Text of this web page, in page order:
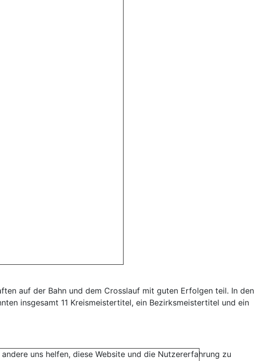
auf der Bahn und dem Crosslauf mit guten Erfolgen teil. In den
insgesamt 11 Kreismeistertitel, ein Bezirksmeistertitel und ein
uns helfen, diese Website und die Nutzererfahrung zu